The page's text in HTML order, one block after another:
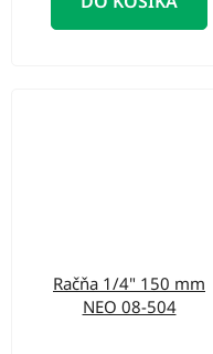
Račňa 1/4" 150 mm
NEO 08-504